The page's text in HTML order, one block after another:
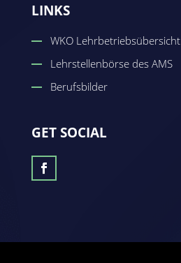
LINKS
WKO Lehrbetriebsübersicht
Lehrstellenbörse des AMS
Berufsbilder
GET SOCIAL